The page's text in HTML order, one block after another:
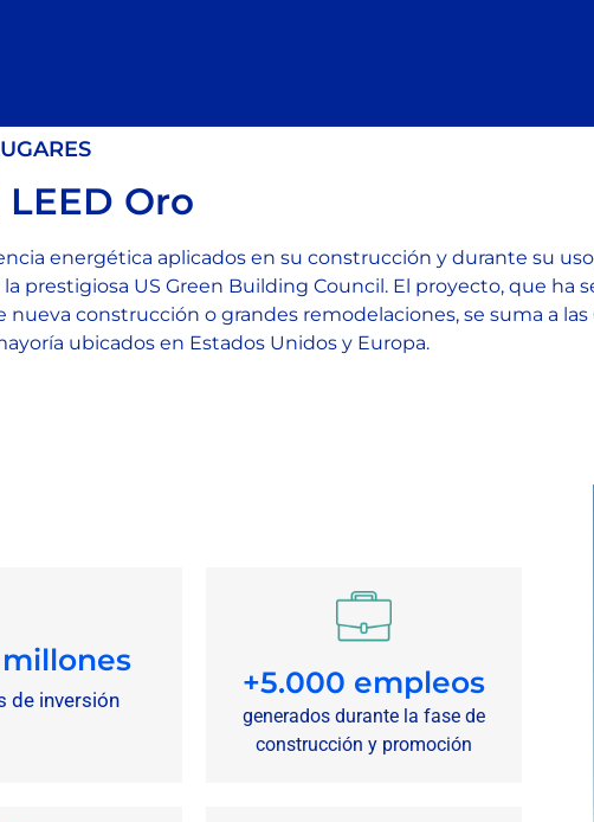
Oro
energética aplicados en su construcción y durante su
prestigiosa US Green Building Council. El proyecto, que ha
nueva construcción o grandes remodelaciones, se suma a
ubicados en Estados Unidos y Europa.
de inversión
millones
+5.000 empleos
generados durante la fase de
construcción y promoción